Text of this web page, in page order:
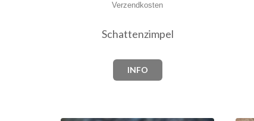
Verzendkosten
Schattenzimpel
INFO